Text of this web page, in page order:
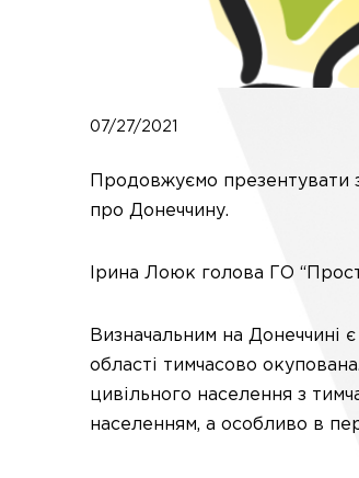
07/27/2021
Продовжуємо презентувати
про Донеччину.
Ірина Лоюк голова ГО
Визначальним на Донеччині
області тимчасово
цивільного населення з
населенням, а особливо в